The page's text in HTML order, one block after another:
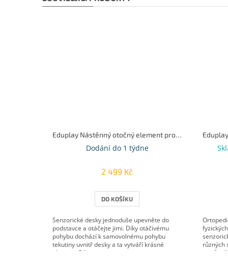
Eduplay Nástěnný otočný element pro senzorické desky
Dodání do 1 týdne
2 499 Kč
DO KOŠÍKU
Senzorické desky jednoduše upevněte do
podstavce a otáčejte jimi. Díky otáčivému
pohybu dochází k samovolnému pohybu
tekutiny uvnitř desky a ta vytváří krásné
obrazce. Děti...
různých